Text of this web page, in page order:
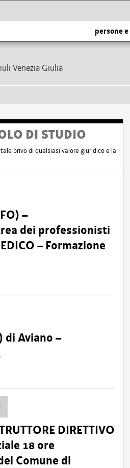
persone
Venezia Giulia
DI STUDIO
privo di qualsiasi valore giuridico e la
–
dei professionisti
– Formazione
di Aviano –
DIRETTIVO
18 ore
Comune di